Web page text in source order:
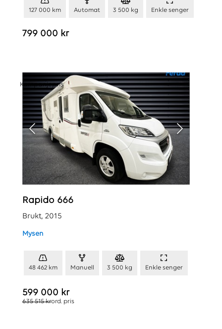
127 000 km Automat 3 500 kg Enkle senger
799 000 kr
Kampanjepris
Rapido 666
Brukt, 2015
Mysen
48 462 km Manuell 3 500 kg Enkle senger
599 000 kr
635 515 krord. pris